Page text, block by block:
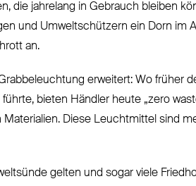
die jahrelang in Gebrauch bleiben
und Umweltschützern ein Dorn im
an.
erweitert: Wo früher
bieten Händler heute „zero
Diese Leuchtmittel sind
gelten und sogar viele